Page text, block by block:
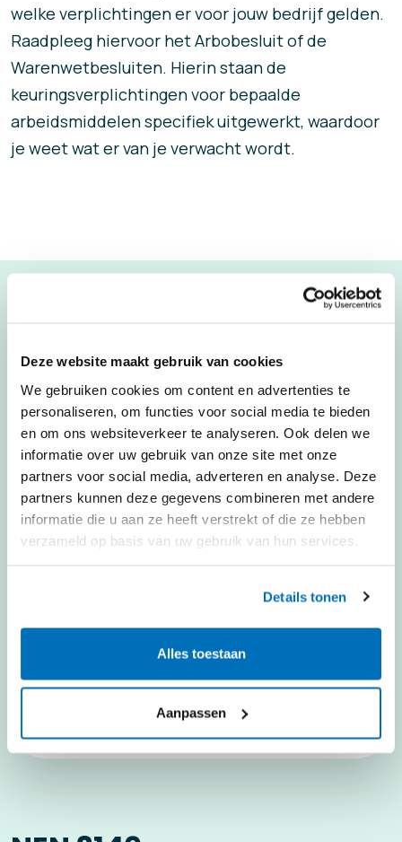
Deze website maakt gebruik van cookies
We gebruiken cookies om content en advertenties te
personaliseren, om functies voor social media te bieden
en om ons websiteverkeer te analyseren. Ook delen we
informatie over uw gebruik van onze site met onze
partners voor social media, adverteren en analyse. Deze
partners kunnen deze gegevens combineren met andere
informatie die u aan ze heeft verstrekt of die ze hebben
verzameld op basis van uw gebruik van hun services.
Details tonen
Alles toestaan
Aanpassen
welke verplichtingen er voor jouw bedrijf gelden.
Raadpleeg hiervoor het Arbobesluit of de
Warenwetbesluiten. Hierin staan de
keuringsverplichtingen voor bepaalde
arbeidsmiddelen specifiek uitgewerkt, waardoor
je weet wat er van je verwacht wordt.